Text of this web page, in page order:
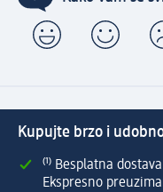
Kupujte brzo i
⁽¹⁾ Besplatna
Ekspresno